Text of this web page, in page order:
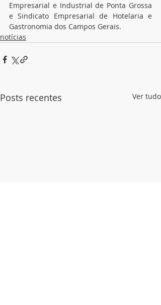
Empresarial e Industrial de Ponta Grossa
e Sindicato Empresarial de Hotelaria e
Gastronomia dos Campos Gerais.
notícias
Posts recentes Ver tudo